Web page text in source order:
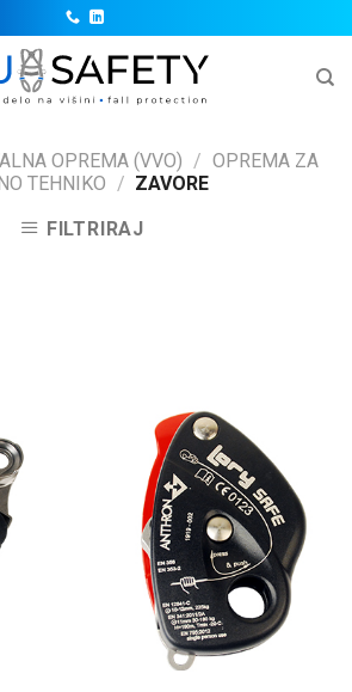
OPREMA (VVO) / OPREMA ZA
TEHNIKO / ZAVORE
FILTRIRAJ